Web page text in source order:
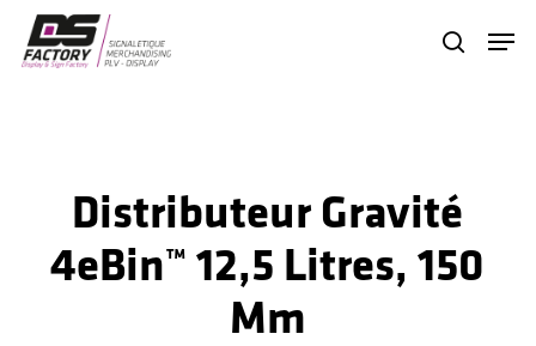
search
Distributeur Gravité
4eBin™ 12,5 Litres, 150
Mm